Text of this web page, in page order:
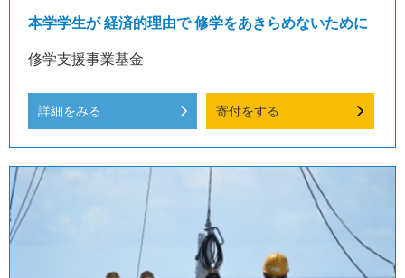
本学学生が 経済的理由で 修学をあきらめないために
修学支援事業基金
詳細をみる 寄付をする